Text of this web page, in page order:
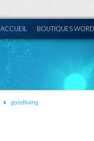
ACCUEIL BOUTIQUES
goodliving